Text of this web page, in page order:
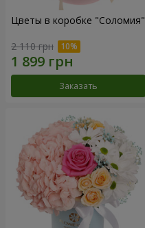
Цветы в коробке "Соломия"
2 110 грн
Заказать